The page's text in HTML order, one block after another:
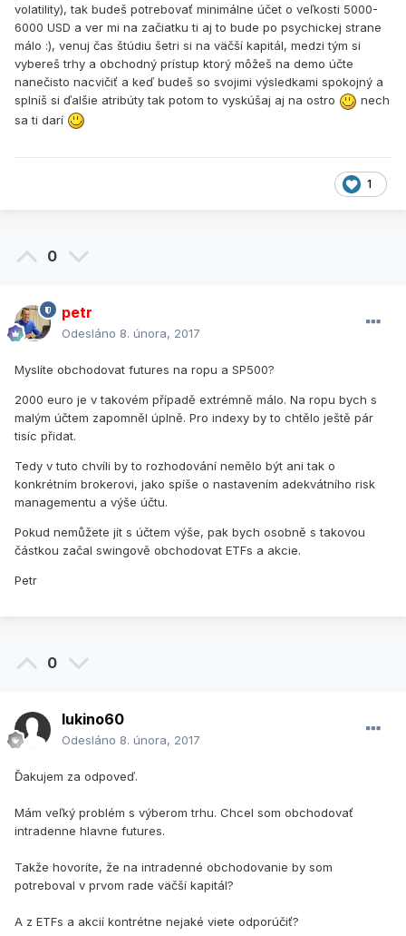
volatility), tak budeš potrebovať minimálne účet o veľkosti 5000-
6000 USD a ver mi na začiatku ti aj to bude po psychickej strane
málo :), venuj čas štúdiu šetri si na väčší kapitál, medzi tým si
vybereš trhy a obchodný prístup ktorý môžeš na demo účte
nanečisto nacvičiť a keď budeš so svojimi výsledkami spokojný a
splníš si ďalšie atribúty tak potom to vyskúšaj aj na ostro
nech
sa ti darí
1
0
petr
Odesláno 8. února, 2017
Myslíte obchodovat futures na ropu a SP500?
2000 euro je v takovém případě extrémně málo. Na ropu bych s
malým účtem zapomněl úplně. Pro indexy by to chtělo ještě pár
tisíc přidat.
Tedy v tuto chvíli by to rozhodování nemělo být ani tak o
konkrétním brokerovi, jako spíše o nastavením adekvátního risk
managementu a výše účtu.
Pokud nemůžete jít s účtem výše, pak bych osobně s takovou
částkou začal swingově obchodovat ETFs a akcie.
Petr
0
lukino60
Odesláno 8. února, 2017
Ďakujem za odpoveď.
Mám veľký problém s výberom trhu. Chcel som obchodovať
intradenne hlavne futures.
Takže hovoríte, že na intradenné obchodovanie by som
potreboval v prvom rade väčší kapitál?
A z ETFs a akcií kontrétne nejaké viete odporúčiť?